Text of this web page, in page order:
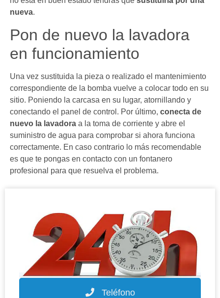
nueva.
Pon de nuevo la lavadora
en funcionamiento
Una vez sustituida la pieza o realizado el mantenimiento
correspondiente de la bomba vuelve a colocar todo en su
sitio. Poniendo la carcasa en su lugar, atornillando y
conectando el panel de control. Por último, conecta de
nuevo la lavadora a la toma de corriente y abre el
suministro de agua para comprobar si ahora funciona
correctamente. En caso contrario lo más recomendable
es que te pongas en contacto con un fontanero
profesional para que resuelva el problema.
Teléfono